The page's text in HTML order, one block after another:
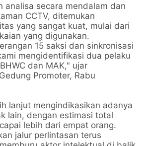
analisa secara mendalam dan
CCTV, ditemukan
yang sangat kuat, mulai dari
yang digunakan.
15 saksi dan sinkronisasi
mengidentifikasi dua pelaku
dan MAK," ujar
Promoter, Rabu
lanjut mengindikasikan adanya
lain, dengan estimasi total
lebih dari empat orang.
jalur perlintasan terus